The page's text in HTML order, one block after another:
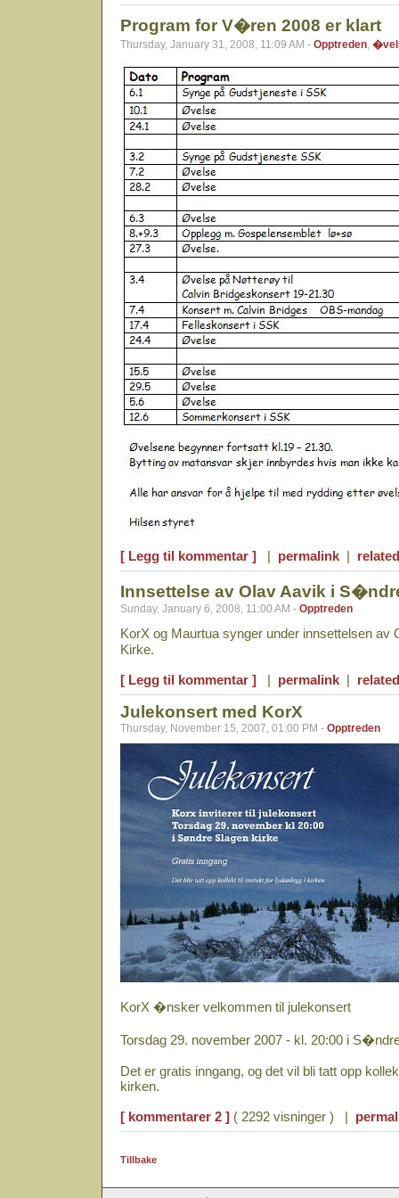
Program for V�ren 2008 er klart
Thursday, January 31, 2008, 11:09 AM - Opptreden,
[ Legg til kommentar ] | permalink |
Innsettelse av Olav Aavik i
Sunday, January 6, 2008, 11:00 AM - Opptreden
KorX og Maurtua synger under innsettelsen
Kirke.
[ Legg til kommentar ] | permalink |
Julekonsert med KorX
Thursday, November 15, 2007, 01:00 PM - Opptreden
KorX �nsker velkommen til julekonsert
Torsdag 29. november 2007 - kl. 20:00 i
Det er gratis inngang, og det vil bli tatt opp
kirken.
[ kommentarer 2 ] ( 2292 visninger ) |
Tillbake